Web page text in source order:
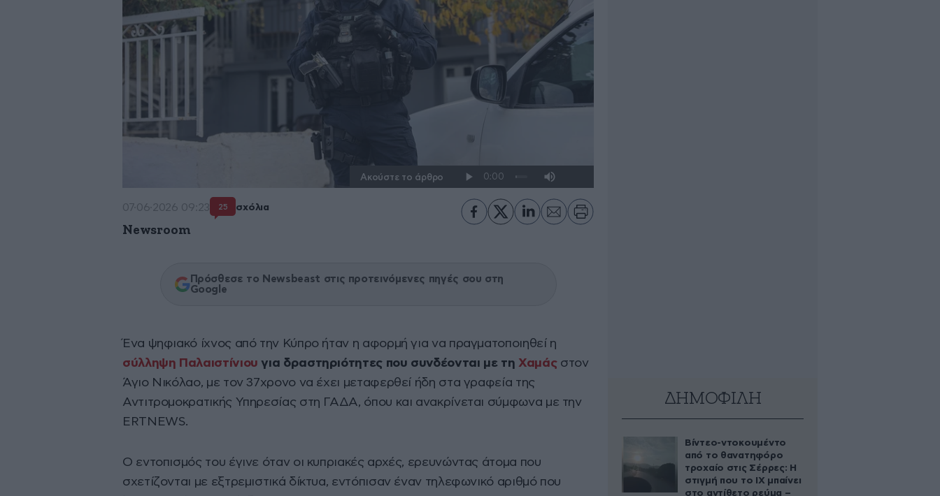
Ακούστε το άρθρο
07·06·2026 09:23 25 σχόλια
Newsroom
Πρόσθεσε το Newsbeast στις προτεινόμενες πηγές σου στη
Google
Ένα ψηφιακό ίχνος από την Κύπρο ήταν η αφορμή για να πραγματοποιηθεί η
σύλληψη Παλαιστίνιου για δραστηριότητες που συνδέονται με τη Χαμάςστον
Άγιο Νικόλαο, με τον 37χρονο να έχει μεταφερθεί ήδη στα γραφεία της
Αντιτρομοκρατικής Υπηρεσίας στη ΓΑΔΑ, όπου και ανακρίνεται σύμφωνα με την
ERTNEWS.
Ο εντοπισμός του έγινε όταν οι κυπριακές αρχές, ερευνώντας άτομα που
σχετίζονται με εξτρεμιστικά δίκτυα, εντόπισαν έναν τηλεφωνικό αριθμό που
ΔΗΜΟΦΙΛΗ
Βίντεο-ντοκουμέντο
από το θανατηφόρο
τροχαίο στις Σέρρες: Η
στιγμή που το ΙΧ μπαίνει
στο αντίθετο ρεύμα –